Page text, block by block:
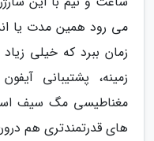
زمان ببرد که خیلی
مغناطیسی مگ سیف
های قدرتمندتری هم